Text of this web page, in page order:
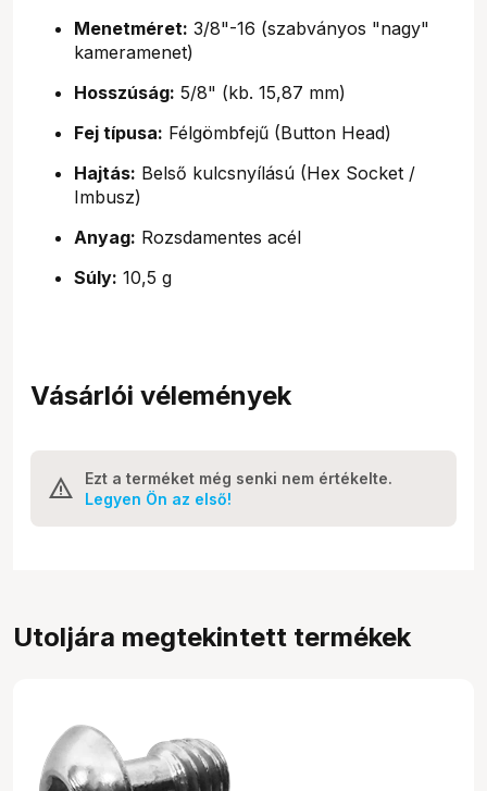
Menetméret: 3/8"-16 (szabványos "nagy"
kameramenet)
Hosszúság: 5/8" (kb. 15,87 mm)
Fej típusa: Félgömbfejű (Button Head)
Hajtás: Belső kulcsnyílású (Hex Socket /
Imbusz)
Anyag: Rozsdamentes acél
Súly: 10,5 g
Vásárlói vélemények
Ezt a terméket még senki nem értékelte.
Legyen Ön az első!
Utoljára megtekintett termékek